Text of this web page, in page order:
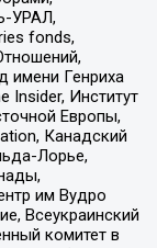
УРАЛ,
fonds,
Генриха
Insider, Институт
Европы,
Канадский
Лорье,
им Вудро
Всеукраинский
комитет в